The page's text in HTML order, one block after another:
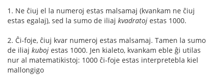
1. Ne ĉiuj el la numeroj estas malsamaj (kvankam ne ĉiuj
estas egalaj), sed la sumo de iliaj kvadratoj estas 1000.
2. Ĉi-foje, ĉiuj kvar numeroj estas malsamaj. Tamen la sumo
de iliaj kuboj estas 1000. Jen kialeto, kvankam eble ĝi utilas
nur al matematikistoj: 1000 ĉi-foje estas interpretebla kiel
mallongigo